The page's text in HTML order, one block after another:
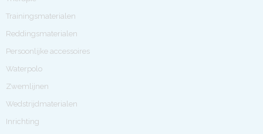
Trainingsmaterialen
Reddingsmaterialen
Persoonlijke accessoires
Waterpolo
Zwemlijnen
Wedstrijdmaterialen
Inrichting